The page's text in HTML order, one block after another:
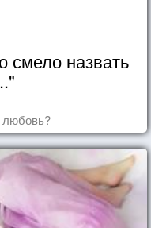
смело назвать
любовь?